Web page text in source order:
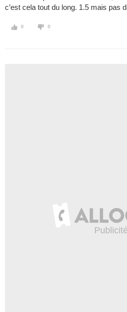
c’est cela tout du long. 1.5 mais pas
0 0